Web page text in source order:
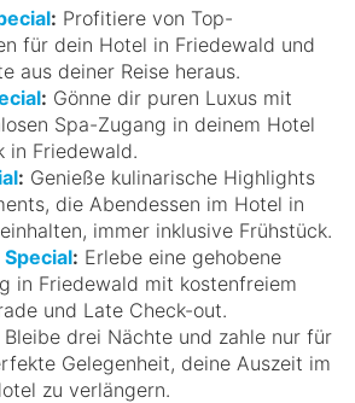
: Profitiere von Top-
für dein Hotel in Friedewald und
aus deiner Reise heraus.
: Gönne dir puren Luxus mit
Spa-Zugang in deinem Hotel
in Friedewald.
: Genieße kulinarische Highlights
die Abendessen im Hotel in
immer inklusive Frühstück.
: Erlebe eine gehobene
in Friedewald mit kostenfreiem
und Late Check-out.
Bleibe drei Nächte und zahle nur für
Gelegenheit, deine Auszeit im
zu verlängern.